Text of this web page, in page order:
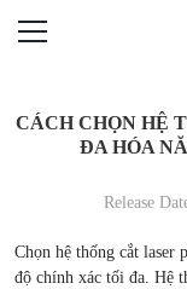
CÁCH CHỌN HỆ
ĐA HÓA
Release
Chọn hệ thống cắt laser
độ chính xác tối đa. Hệ